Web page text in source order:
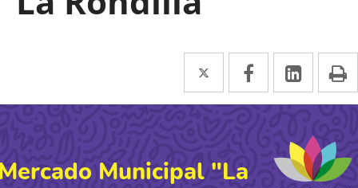
Twitter
Enlace
a
aplicación
externa.
Facebook
Enlace
a
aplicación
externa.
Enlace
a
Municipal "La